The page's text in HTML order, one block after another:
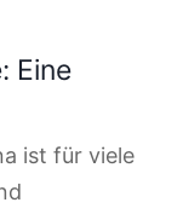
Eine
ist für viele